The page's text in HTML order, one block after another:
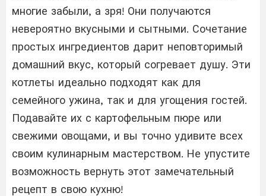
многие забыли, а зря! Они получаются
невероятно вкусными и сытными. Сочетание
простых ингредиентов дарит неповторимый
домашний вкус, который согревает душу. Эти
котлеты идеально подходят как для
семейного ужина, так и для угощения гостей.
Подавайте их с картофельным пюре или
свежими овощами, и вы точно удивите всех
своим кулинарным мастерством. Не упустите
возможность вернуть этот замечательный
рецепт в свою кухню!